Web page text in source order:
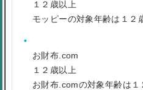
１２歳以上
モッピーの対象年齢は１２
お財布.com
１２歳以上
お財布.comの対象年齢は